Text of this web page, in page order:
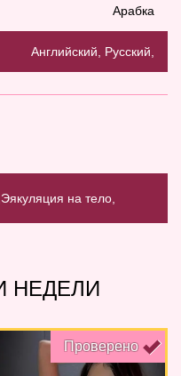
Арабка
Английский, Русский,
Эякуляция на тело,
НЕДЕЛИ
Проверено